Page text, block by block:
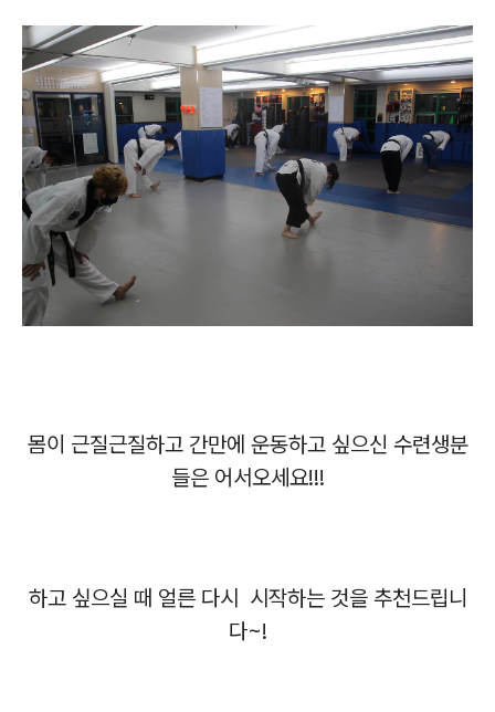
몸이 근질근질하고 간만에 운동하고 싶으신 수련생분
들은 어서오세요!!!
하고 싶으실 때 얼른 다시 시작하는 것을 추천드립니
다~!